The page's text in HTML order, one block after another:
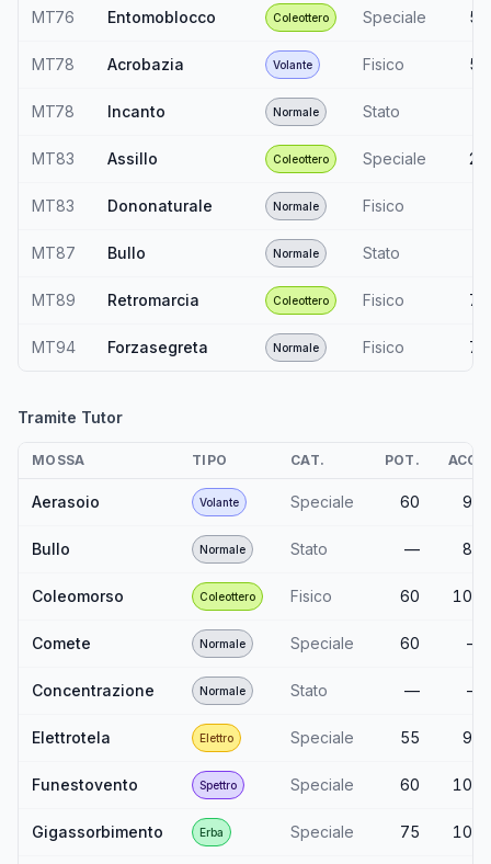
MT76 Entomoblocco Coleottero Speciale 50
MT78 Acrobazia Volante Fisico 55
MT78 Incanto Normale Stato
MT83 Assillo Coleottero Speciale 20
MT83 Dononaturale Normale Fisico
MT87 Bullo Normale Stato
MT89 Retromarcia Coleottero Fisico 70
MT94 Forzasegreta Normale Fisico 70
Tramite Tutor
MOSSA TIPO CAT. POT. ACC.
Aerasoio Volante Speciale 60 95
Bullo Normale Stato — 85
Coleomorso Coleottero Fisico 60 100
Comete Normale Speciale 60 —
Concentrazione Normale Stato — —
Elettrotela Elettro Speciale 55 95
Funestovento Spettro Speciale 60 100
Gigassorbimento Erba Speciale 75 100